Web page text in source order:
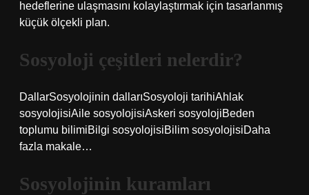
hedeflerine ulaşmasını kolaylaştırmak için tasarlanmış
küçük ölçekli plan.
Sosyoloji çeşitleri nelerdir?
DallarSosyolojinin dallarıSosyoloji tarihiAhlak
sosyolojisiAile sosyolojisiAskeri sosyolojiBeden
toplumu bilimiBilgi sosyolojisiBilim sosyolojisiDaha
fazla makale…
Sosyolojinin kuramları